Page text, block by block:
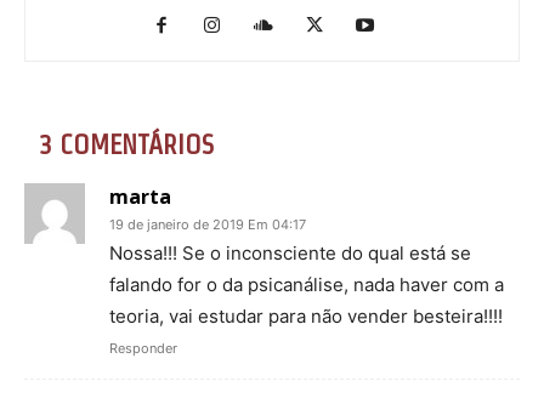
3 COMENTÁRIOS
marta
19 de janeiro de 2019 Em 04:17
Nossa!!! Se o inconsciente do qual está se
falando for o da psicanálise, nada haver com a
teoria, vai estudar para não vender besteira!!!!
Responder